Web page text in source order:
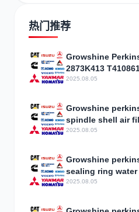
热门推荐
Growshine
2873K413
Discount
2025.08.05
Growshine
spindle shell air
specifications
2025.08.05
Growshine
sealing ring
CH10724
2025.08.05